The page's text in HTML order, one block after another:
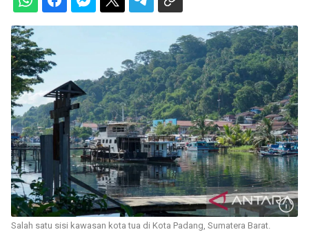
Salah satu sisi kawasan kota tua di Kota Padang, Sumatera Barat.